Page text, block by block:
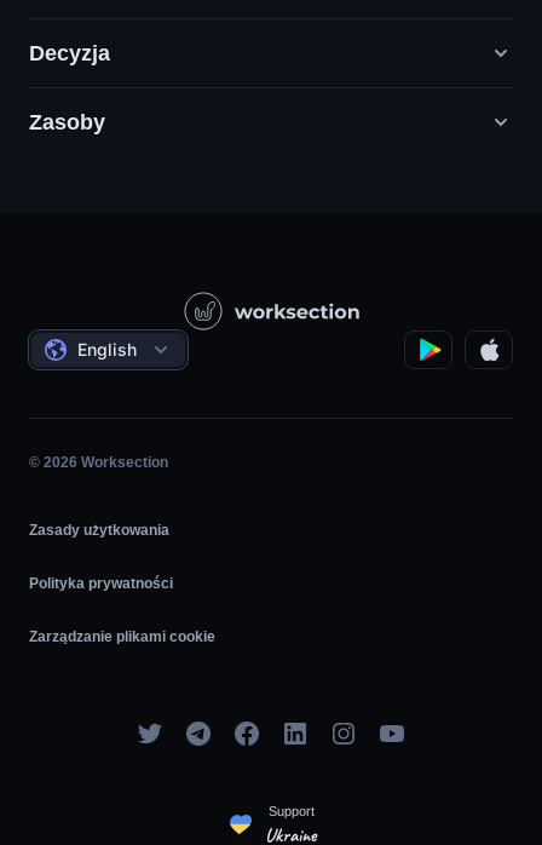
Decyzja
Agencje Digital Marketingu
Projekty Państwowe / Społeczne
Zarządzanie Projektami
Praca na Godziny
Agile
Zasoby
Samouczki wideo
Oferty
English
© 2026 Worksection
Zasady użytkowania
Polityka prywatności
Zarządzanie plikami cookie
Support
Ukraine